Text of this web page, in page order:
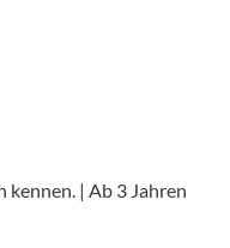
| Ab 3 Jahren